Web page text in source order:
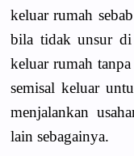
keluar rumah
bila tidak unsur di
keluar rumah
semisal keluar
menjalankan
lain sebagainya.